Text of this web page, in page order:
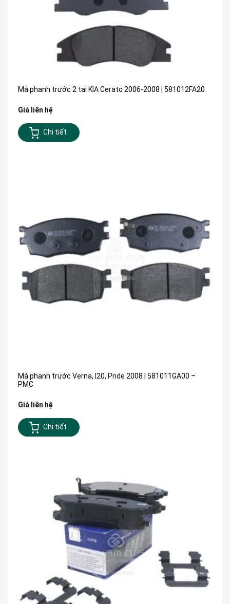
Má phanh trước 2 tai KIA Cerato 2006-2008 | 581012FA20
Giá liên hệ
Chi tiết
Má phanh trước Verna, I20, Pride 2008 | 581011GA00 –
PMC
Giá liên hệ
Chi tiết